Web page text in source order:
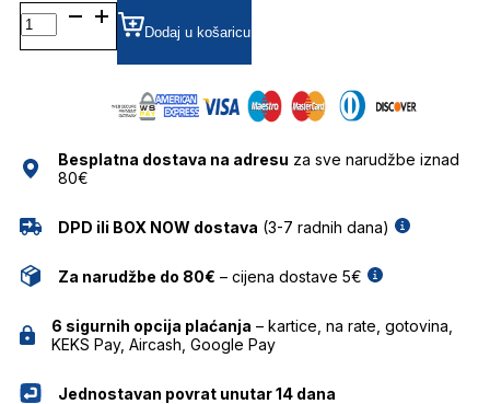
LW40166I SUNČANE
NAOČALE
LOEWE
Dodaj u košaricu
Besplatna dostava na adresu za sve narudžbe iznad
80€
DPD ili BOX NOW dostava (3-7 radnih dana)
Za narudžbe do 80€ – cijena dostave 5€
6 sigurnih opcija plaćanja – kartice, na rate, gotovina,
KEKS Pay, Aircash, Google Pay
Jednostavan povrat unutar 14 dana